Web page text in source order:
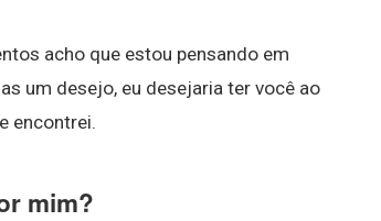
acho que estou pensando em
um desejo, eu desejaria ter você ao
encontrei.
mim?